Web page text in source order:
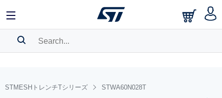
BOOKMARK
STMESHトレンチTシリーズ STWA60N028T